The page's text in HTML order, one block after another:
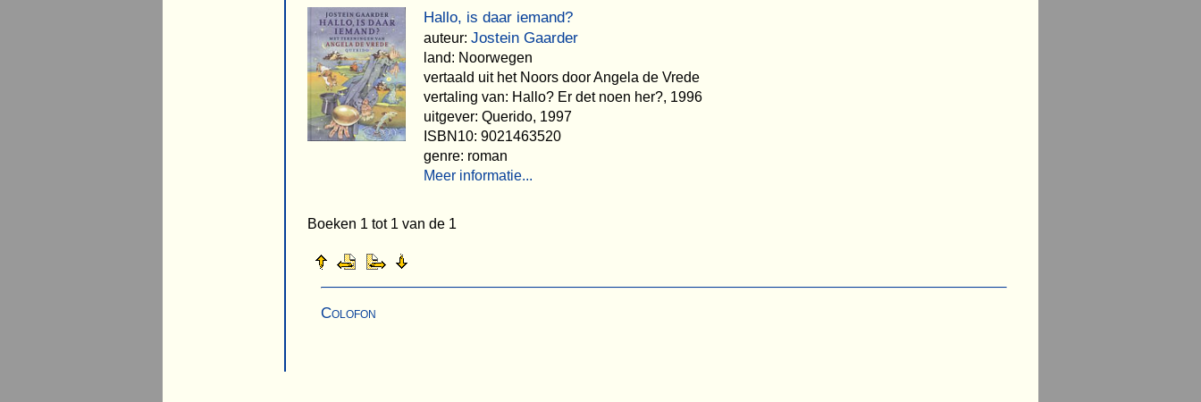
Hallo, is daar iemand?
auteur: Jostein Gaarder
land: Noorwegen
vertaald uit het Noors door Angela de Vrede
vertaling van: Hallo? Er det noen her?, 1996
uitgever: Querido, 1997
ISBN10: 9021463520
genre: roman
Meer informatie...
Boeken 1 tot 1 van de 1
Colofon